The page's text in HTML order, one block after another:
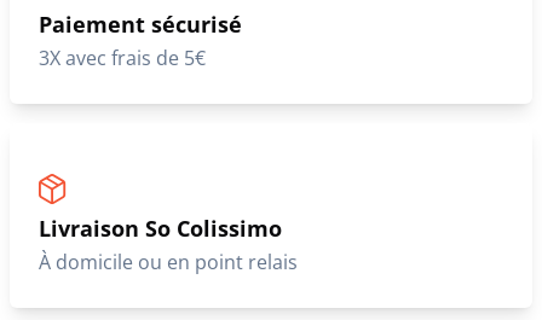
Paiement sécurisé
3X avec frais de 5€
Livraison So Colissimo
À domicile ou en point relais